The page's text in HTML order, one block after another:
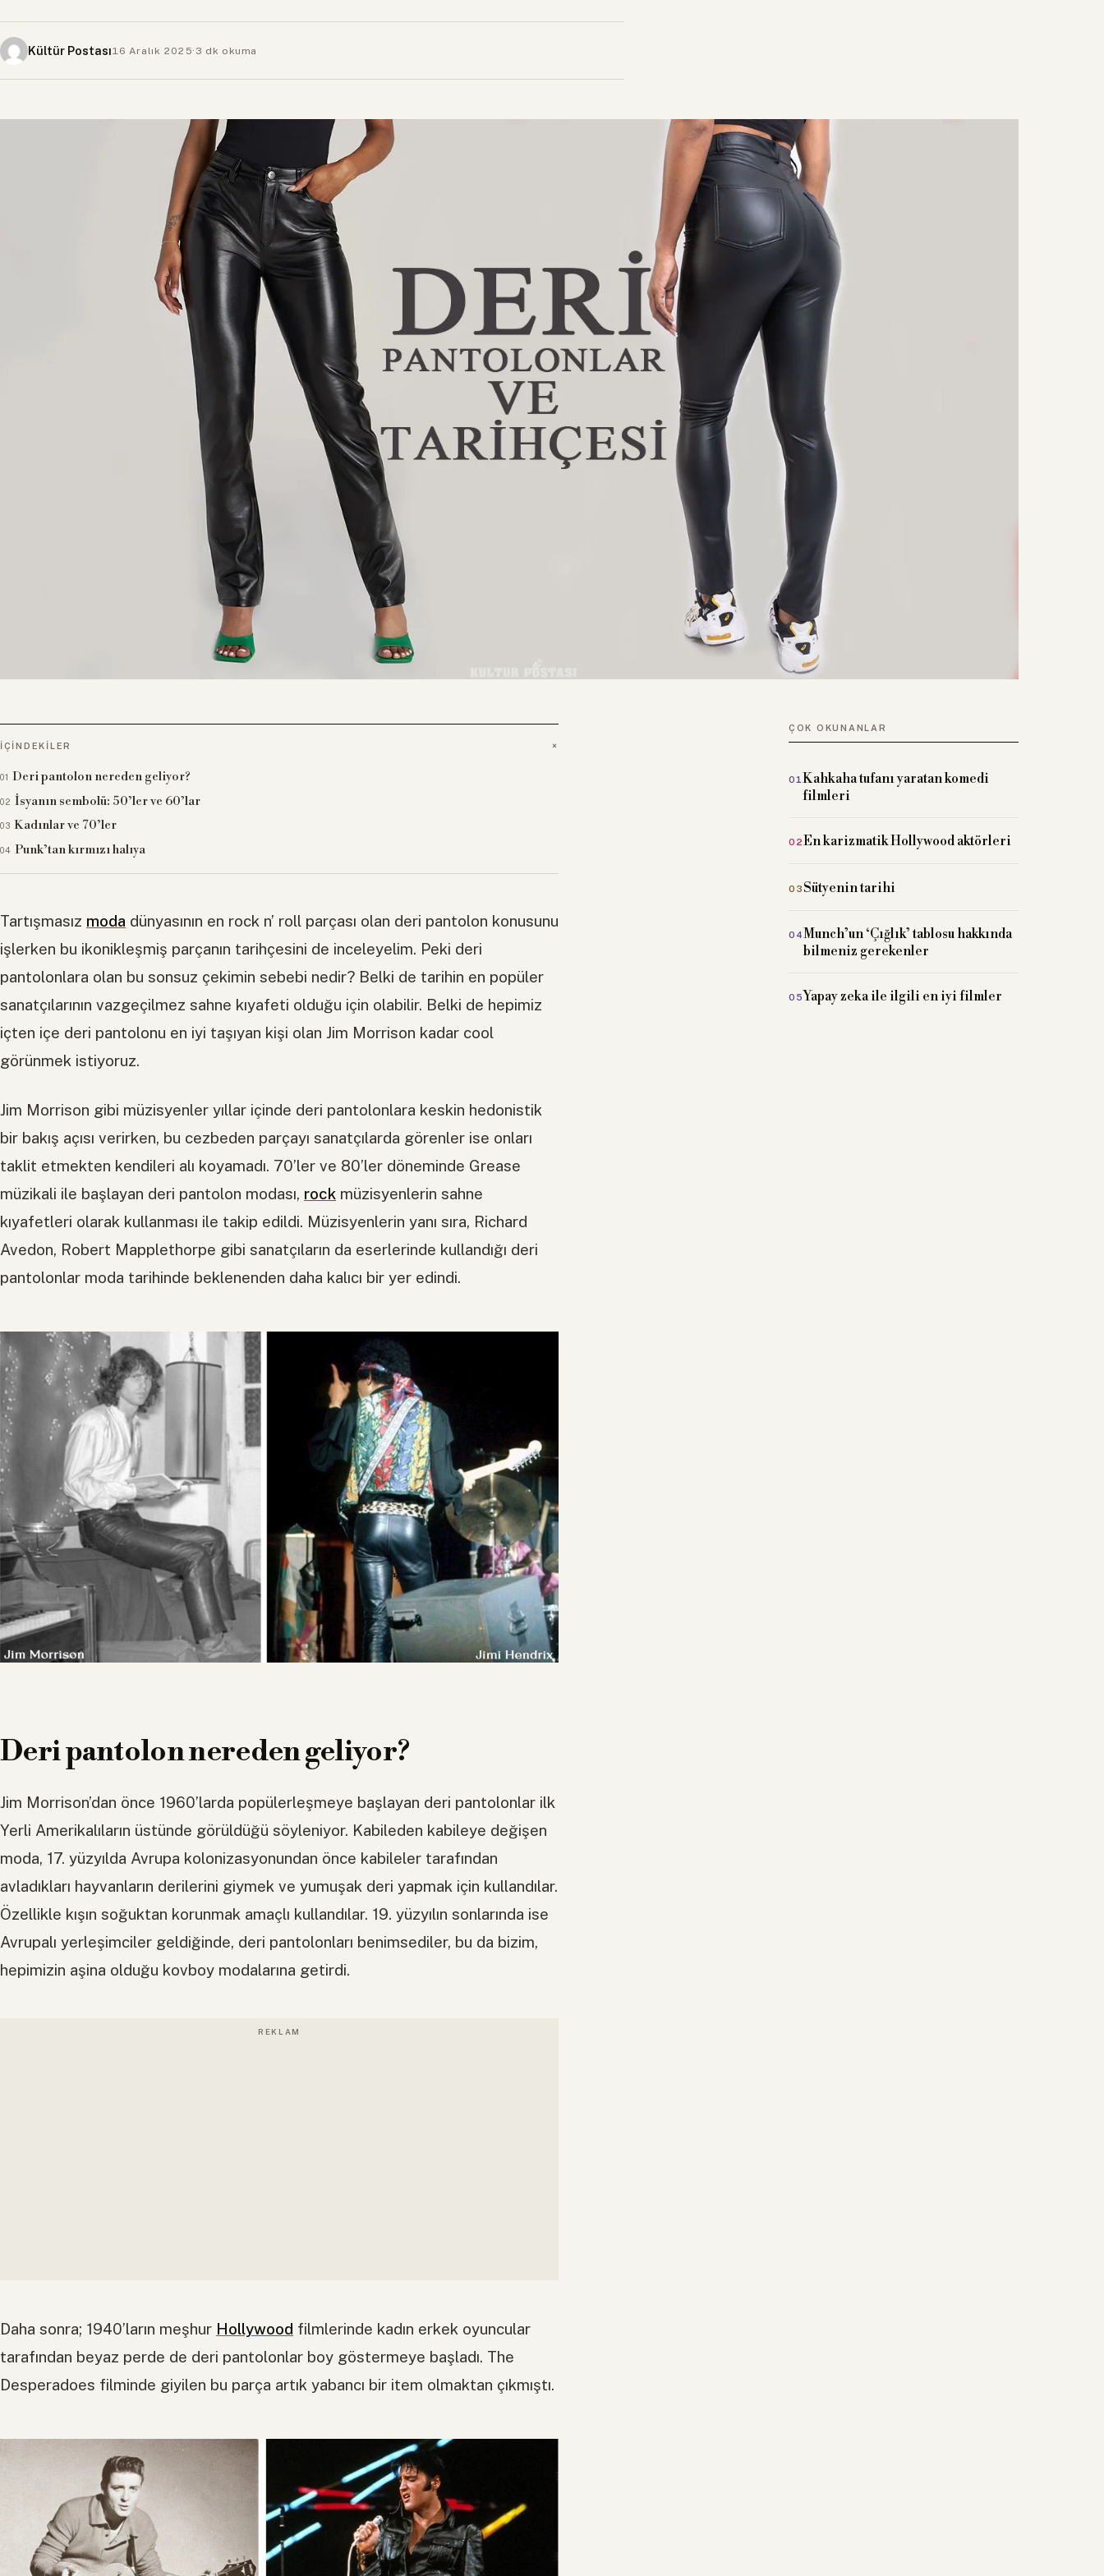
Kültür Postası16 Aralık 2025· 3 dk okuma
İÇINDEKILER
Deri pantolon nereden geliyor?
İsyanın sembolü: 50’ler ve 60’lar
Kadınlar ve 70’ler
Punk’tan kırmızı halıya
Tartışmasız moda dünyasının en rock n’ roll parçası olan deri pantolon konusunu
işlerken bu ikonikleşmiş parçanın tarihçesini de inceleyelim. Peki deri
pantolonlara olan bu sonsuz çekimin sebebi nedir? Belki de tarihin en popüler
sanatçılarının vazgeçilmez sahne kıyafeti olduğu için olabilir. Belki de hepimiz
içten içe deri pantolonu en iyi taşıyan kişi olan Jim Morrison kadar cool
görünmek istiyoruz.
Jim Morrison gibi müzisyenler yıllar içinde deri pantolonlara keskin hedonistik
bir bakış açısı verirken, bu cezbeden parçayı sanatçılarda görenler ise onları
taklit etmekten kendileri alı koyamadı. 70’ler ve 80’ler döneminde Grease
müzikali ile başlayan deri pantolon modası, rock müzisyenlerin sahne
kıyafetleri olarak kullanması ile takip edildi. Müzisyenlerin yanı sıra, Richard
Avedon, Robert Mapplethorpe gibi sanatçıların da eserlerinde kullandığı deri
pantolonlar moda tarihinde beklenenden daha kalıcı bir yer edindi.
Deri pantolon nereden geliyor?
Jim Morrison’dan önce 1960’larda popülerleşmeye başlayan deri pantolonlar ilk
Yerli Amerikalıların üstünde görüldüğü söyleniyor. Kabileden kabileye değişen
moda, 17. yüzyılda Avrupa kolonizasyonundan önce kabileler tarafından
avladıkları hayvanların derilerini giymek ve yumuşak deri yapmak için kullandılar.
Özellikle kışın soğuktan korunmak amaçlı kullandılar. 19. yüzyılın sonlarında ise
Avrupalı ​​yerleşimciler geldiğinde, deri pantolonları benimsediler, bu da bizim,
hepimizin aşina olduğu kovboy modalarına getirdi.
Daha sonra; 1940’ların meşhur Hollywood filmlerinde kadın erkek oyuncular
tarafından beyaz perde de deri pantolonlar boy göstermeye başladı. The
Desperadoes filminde giyilen bu parça artık yabancı bir item olmaktan çıkmıştı.
ÇOK OKUNANLAR
Kahkaha tufanı yaratan komedi
filmleri
En karizmatik Hollywood aktörleri
Sütyenin tarihi
Munch’un ‘Çığlık’ tablosu hakkında
bilmeniz gerekenler
Yapay zeka ile ilgili en iyi filmler